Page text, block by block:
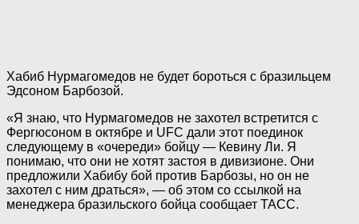
Хабиб Нурмагомедов не будет бороться с бразильцем
Эдсоном Барбозой.
«Я знаю, что Нурмагомедов не захотел встретится с
Фергюсоном в октябре и UFC дали этот поединок
следующему в «очереди» бойцу — Кевину Ли. Я
понимаю, что они не хотят застоя в дивизионе. Они
предложили Хабибу бой против Барбозы, но он не
захотел с ним драться», — об этом со ссылкой на
менеджера бразильского бойца сообщает ТАСС.